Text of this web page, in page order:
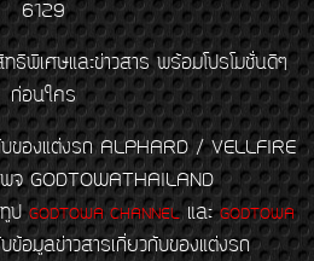
6129
ธิพิเศษและข่าวสาร พร้อมโปรโมชั่นดีๆ
ก่อนใคร
ของแต่งรถ ALPHARD / VELLFIRE
จ GODTOWATHAILAND
ทูป GODTOWA CHANNELและGODTOWA
ข้อมูลข่าวสารเกี่ยวกับของแต่งรถ